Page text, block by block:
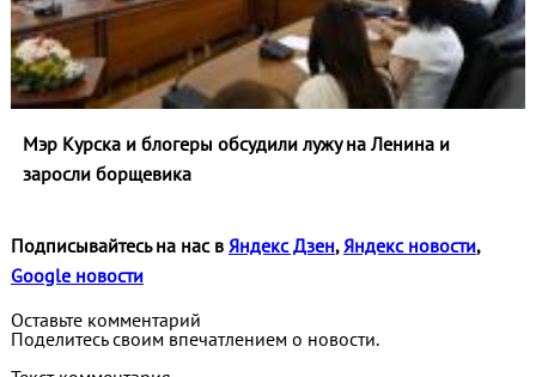
Мэр Курска и блогеры обсудили лужу на Ленина и
заросли борщевика
Подписывайтесь на нас в Яндекс Дзен, Яндекс новости,
Google новости
Оставьте комментарий
Поделитесь своим впечатлением о новости.